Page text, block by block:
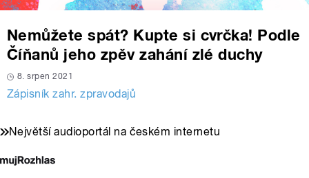
Nemůžete spát? Kupte si cvrčka! Podle
Číňanů jeho zpěv zahání zlé duchy
8. srpen 2021
Zápisník zahr. zpravodajů
Největší audioportál na českém internetu